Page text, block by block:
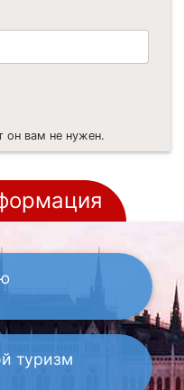
он вам не нужен.
туризм